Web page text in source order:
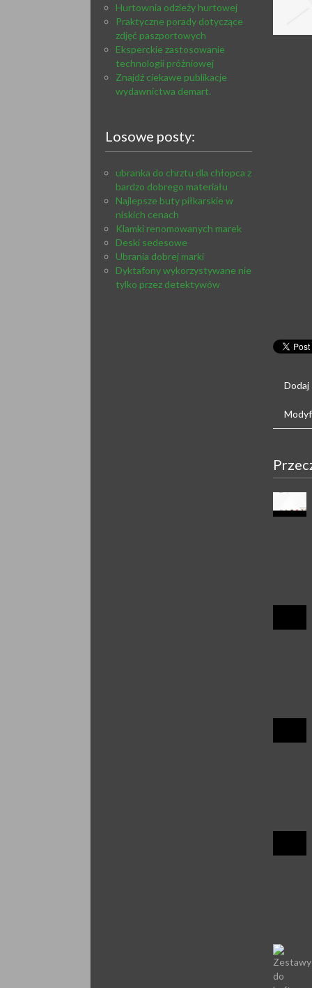
Hurtownia odzieży hurtowej
Praktyczne porady dotyczące
zdjęć paszportowych
Eksperckie zastosowanie
technologii próżniowej
Znajdź ciekawe publikacje
wydawnictwa demart.
Losowe posty:
ubranka do chrztu dla chłopca z
bardzo dobrego materiału
Najlepsze buty piłkarskie w
niskich cenach
Klamki renomowanych marek
Deski sedesowe
Ubrania dobrej marki
Dyktafony wykorzystywane nie
tylko przez detektywów
Dodaj